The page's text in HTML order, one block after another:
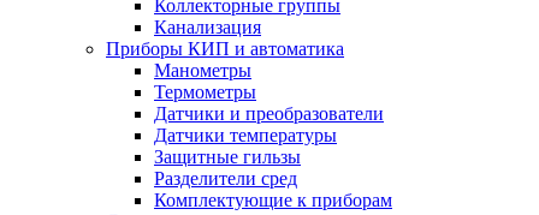
Коллекторные группы
Канализация
Приборы КИП и автоматика
Манометры
Термометры
Датчики и преобразователи
Датчики температуры
Защитные гильзы
Разделители сред
Комплектующие к приборам